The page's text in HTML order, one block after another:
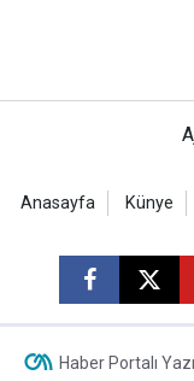
Anasayfa Künye
Haber Portalı